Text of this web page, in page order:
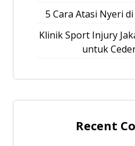
5 Cara Atasi Nyeri
Klinik Sport Injury
untuk
Recent